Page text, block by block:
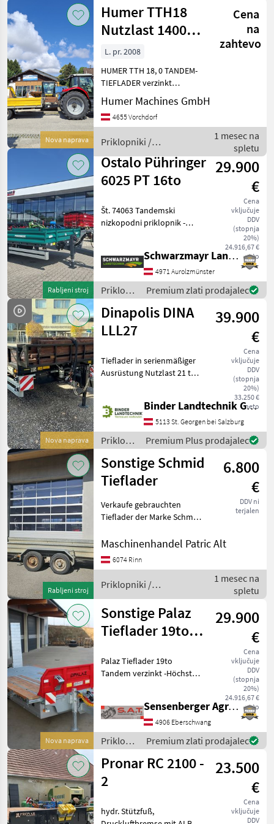
Sonstige
Nova naprava
Humer TTH18
Nutzlast 14000
kg, Tieflader
verzinkt
Cena
na
zahtevo
L. pr. 2008
HUMER TTH 18, 0 TANDEM-
TIEFLADER verzinkt
Ladefläche über den
Rädern Fahrwerk: 18000 kg
Maße: 5300x2460x400 mm
2460 mm Bordwandhöhe
400 mm Ber
Humer Machines GmbH
4655 Vorchdorf
Priklopniki /
Humer
1 mesec na
spletu
Rabljeni stroj
Ostalo Pühringer
6025 PT 16to
29.900
€
Cena
vključuje
DDV
(stopnja
20%)
24.916,67 €
neto
Št. 74063 Tandemski
nizkopodni priklopnik -
skupna masa 16 ton - s
hidravličnimi rampami - s
pnevmatikami
Schwarzmayr Landtechnik GmbH - Aurolzmünster
4971 Aurolzmünster
Priklopniki
/
Sonstige
Premium zlati prodajalec
Nova naprava
Dinapolis DINA
LLL27
39.900
€
Cena
vključuje
DDV
(stopnja
20%)
33.250 €
neto
Tieflader in serienmäßiger
Ausrüstung Nutzlast 21 to
6500 mm Länge des
geneigten Hecks 1700 mm
Breite der Pla
Binder Landtechnik GmbH & CoKG
5113 St. Georgen bei Salzburg
Priklopniki
/
Dinapolis
Premium Plus prodajalec
Rabljeni stroj
Sonstige Schmid
Tieflader
6.800
€
DDV ni
terjalen
Verkaufe gebrauchten
Tieflader der Marke Schmid,
Fahrzeugpapiere,
abgelaufen, Nutzlast ca 5
Maschinenhandel Patric Alt
6074 Rinn
Priklopniki /
Sonstige
1 mesec na
spletu
Nova naprava
Sonstige Palaz
Tieflader 19to
29.900
€
Cena
vključuje
DDV
(stopnja
20%)
24.916,67 €
neto
Palaz Tieflader 19to
Tandem verzinkt -Höchst
Stützlast 3000 kg -Nutzlast
15000 kg -2 x 10 Tonnen
Achse -Hydr
Sensenberger Agrar-Technik
4906 Eberschwang
Priklopniki
/
Sonstige
Premium zlati prodajalec
Pronar RC 2100 -
2
23.500
€
Cena
vključuje
DDV
hydr. Stützfuß,